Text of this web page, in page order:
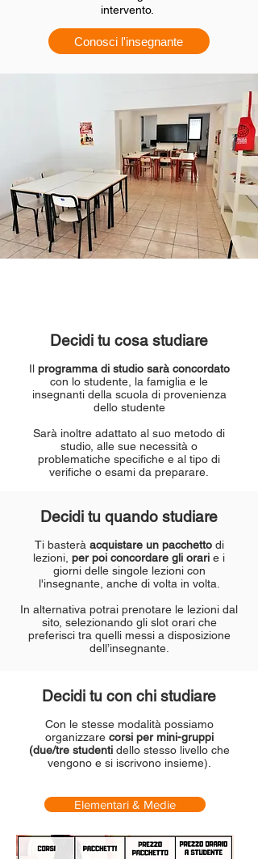
intervento.
Conosci l'insegnante
Decidi tu cosa studiare
Il programma di studio sarà concordato
con lo studente, la famiglia e le
insegnanti della scuola di provenienza
dello studente
Sarà inoltre adattato al suo metodo di
studio, alle sue necessità o
problematiche specifiche e al tipo di
verifiche o esami da preparare.
Decidi tu quando studiare
Ti basterà acquistare un pacchettodi
lezioni, per poi concordare gli orari e i
giorni delle singole lezioni con
l'insegnante, anche di volta in volta.
In alternativa potrai prenotare le lezioni dal
sito, selezionando gli slot orari che
preferisci tra quelli messi a disposizione
dell’insegnante.
Decidi tu con chi studiare
Con le stesse modalità possiamo
organizzare corsi per mini-gruppi
(due/tre studentidello stesso livello che
vengono e si iscrivono insieme).
Elementari & Medie